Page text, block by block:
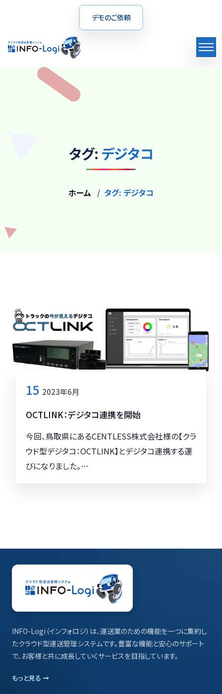
デモのご依頼
タグ: デジタコ
ホーム タグ: デジタコ
15 2023年6月
OCTLINK：デジタコ連携を開始
今回、鳥取県にあるCENTLESS株式会社様の【クラ
ウド型デジタコ：OCTLINK】とデジタコ連携する運
びになりました。…
INFO-Logi（インフォロジ）は、運送業のための機能を一つに集約し
たクラウド型運送管理システムです。豊富な機能と安心のサポート
で、お客様と共に成長していくサービスを目指しています。
もっと見る